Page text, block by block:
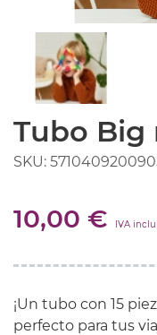
Tubo Big
SKU:
10,00 € IVA
¡Un tubo con 15
perfecto para tus